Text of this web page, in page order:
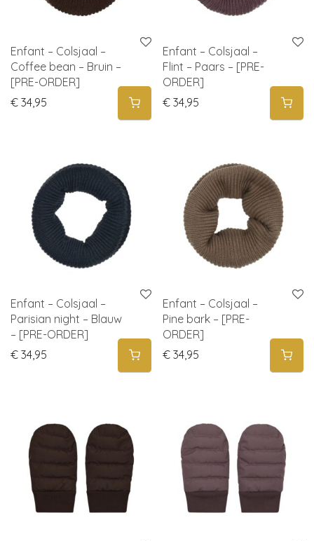
Enfant – Colsjaal –
Coffee bean – Bruin –
[PRE-ORDER]
€ 34,95
Enfant – Colsjaal –
Flint – Paars – [PRE-
ORDER]
€ 34,95
Enfant – Colsjaal –
Parisian night – Blauw
– [PRE-ORDER]
€ 34,95
Enfant – Colsjaal –
Pine bark – [PRE-
ORDER]
€ 34,95